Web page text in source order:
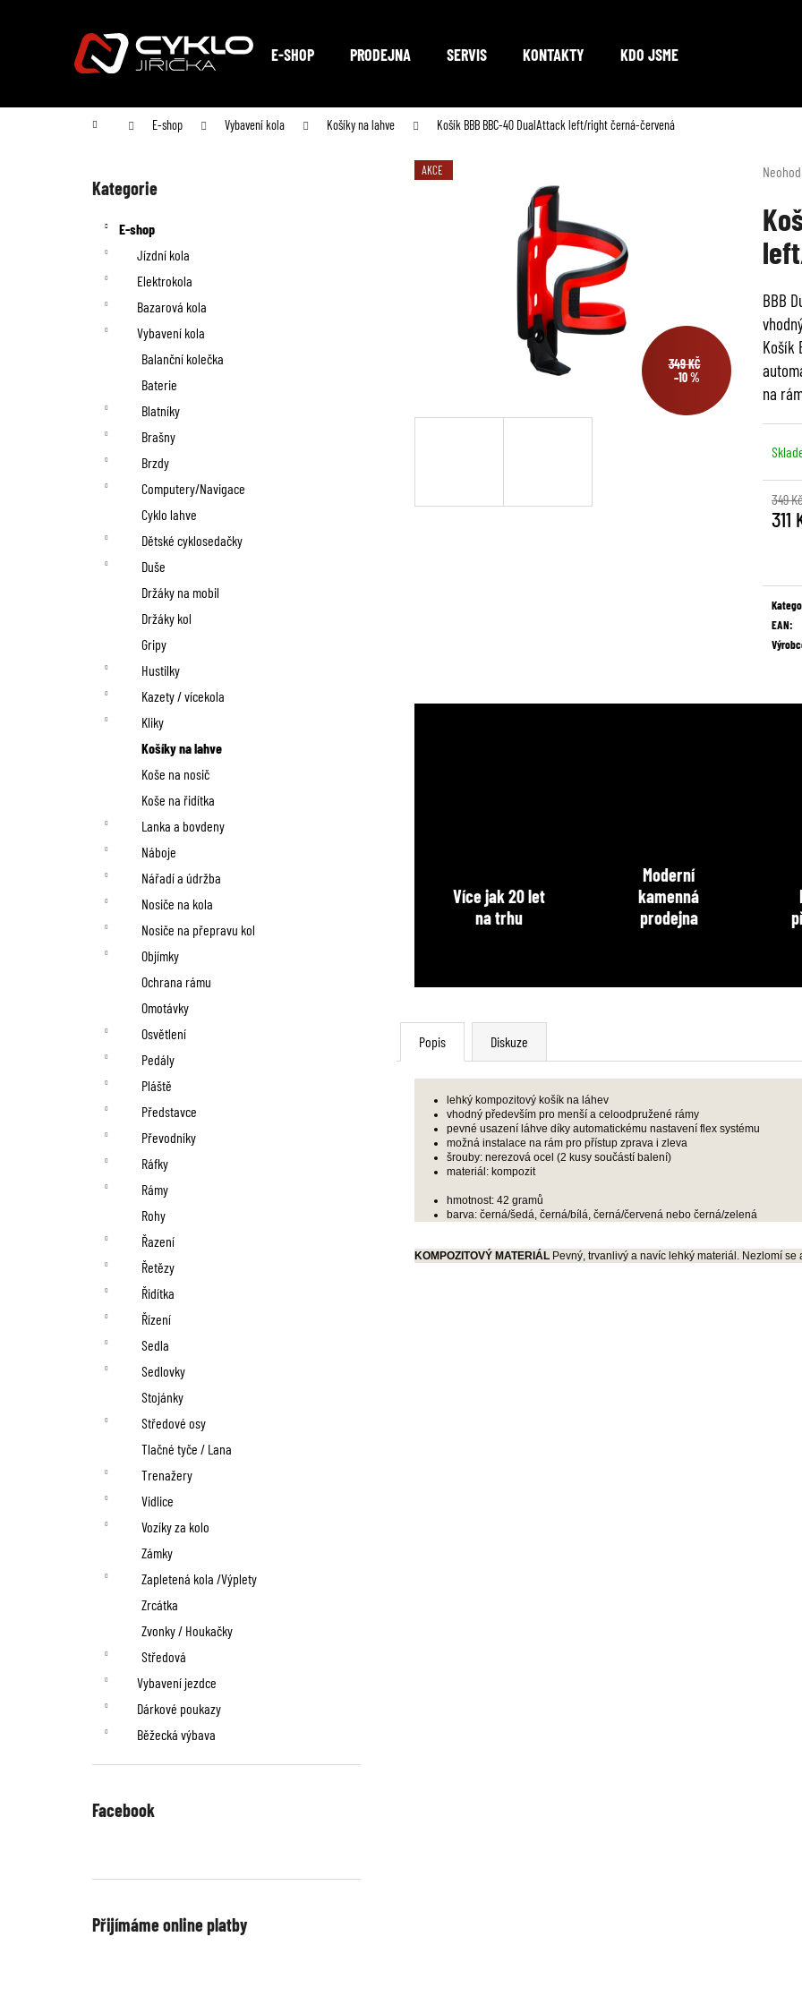
E-SHOP PRODEJNA SERVIS KONTAKTY KDO JSME
Domů E-shop Vybavení kola Košíky na lahve Košík BBB BBC-40 DualAttack left/right černá-červená
Přeskočit
Kategorie
E-shop
Jízdní kola
Elektrokola
Bazarová kola
Vybavení kola
Balanční kolečka
Baterie
Blatníky
Brašny
Brzdy
Computery/Navigace
Cyklo lahve
Dětské cyklosedačky
Duše
Držáky na mobil
Držáky kol
Gripy
Hustilky
Kazety / vícekola
Kliky
Košíky na lahve
Koše na nosič
Koše na řidítka
Lanka a bovdeny
Náboje
Nářadí a údržba
Nosiče na kola
Nosiče na přepravu kol
Objímky
Ochrana rámu
Omotávky
Osvětlení
Pedály
Pláště
Představce
Převodníky
Ráfky
Rámy
Rohy
Řazení
Řetězy
Řidítka
Řízení
Sedla
Sedlovky
Stojánky
Středové osy
Tlačné tyče / Lana
Trenažery
Vidlice
Vozíky za kolo
Zámky
Zapletená kola /Výplety
Zrcátka
Zvonky / Houkačky
Středová
Vybavení jezdce
Dárkové poukazy
Běžecká výbava
Facebook
Přijímáme online platby
je
0,0
z
BBB
Košík
na
349 Kč
311
EAN:
AKCE
349 KČ
–10 %
Více jak 20 let
na trhu
Moderní
kamenná
prodejna
Popis Diskuze
lehký kompozitový košík na láhev
vhodný především pro menší a celoodpružené rámy
pevné usazení láhve díky automatickému nastavení flex systému
možná instalace na rám pro přístup zprava i zleva
šrouby: nerezová ocel (2 kusy součástí balení)
materiál: kompozit
hmotnost: 42 gramů
barva: černá/šedá, černá/bílá, černá/červená nebo černá/zelená
KOMPOZITOVÝ MATERIÁL Pevný, trvanlivý a navíc lehký materiál. Nezlomí
Zpět
Zpět
Co potřebujete najít?
Doporučujeme